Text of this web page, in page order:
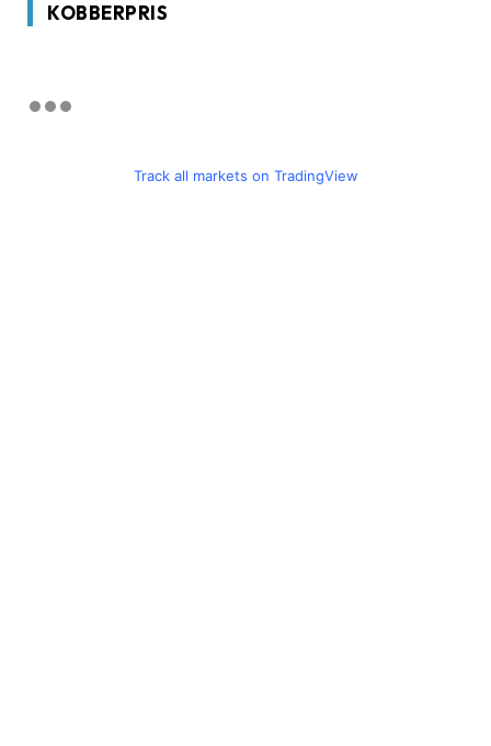
KOBBERPRIS
Track all markets on TradingView